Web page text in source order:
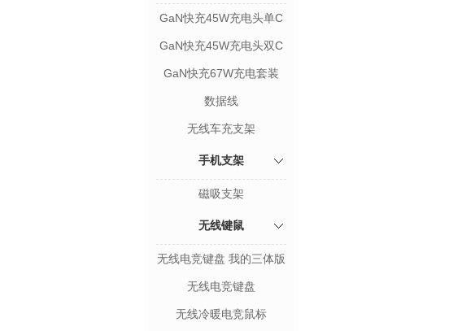
GaN快充45W充电头单C
GaN快充45W充电头双C
GaN快充67W充电套装
数据线
无线车充支架
手机支架
磁吸支架
无线键鼠
无线电竞键盘 我的三体版
无线电竞键盘
无线冷暖电竞鼠标